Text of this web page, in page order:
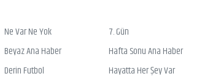
Ne Var Ne Yok 7. Gün
Beyaz Ana Haber Hafta Sonu Ana Haber
Derin Futbol Hayatta Her Şey Var